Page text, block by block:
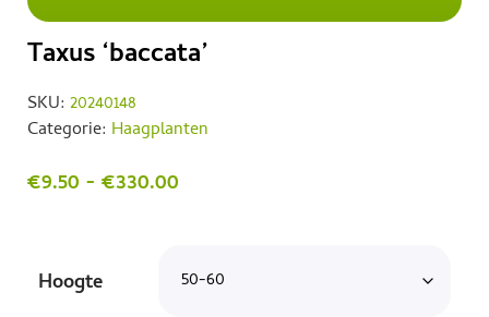
Taxus ‘baccata’
SKU: 20240148
Categorie: Haagplanten
€9.50 - €330.00
Hoogte